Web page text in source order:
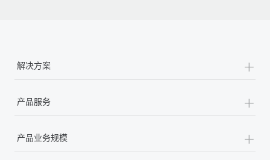
解决方案 +
产品服务 +
产品业务规模 +